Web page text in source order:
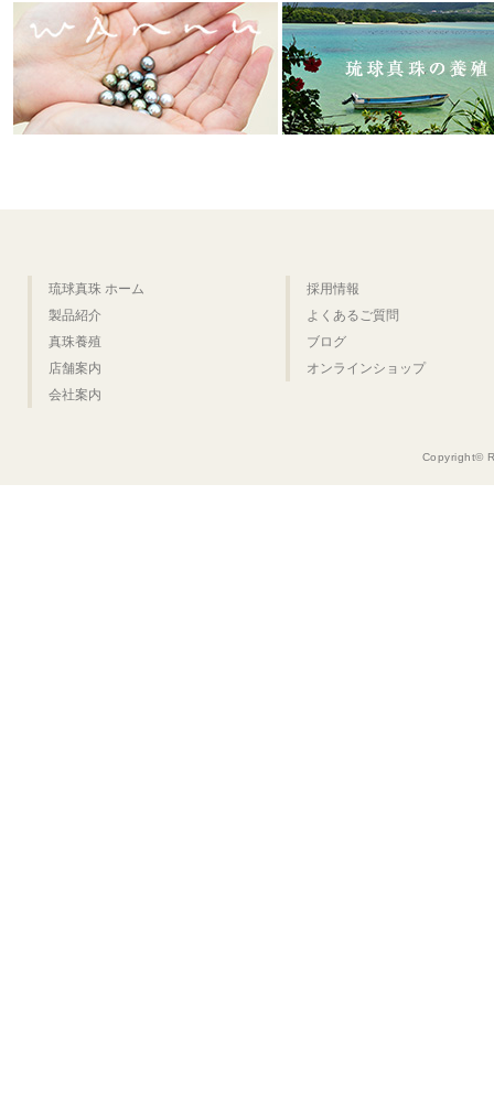
琉球真珠 ホーム
製品紹介
真珠養殖
店舗案内
会社案内
採用情報
よくあるご質問
ブログ
オンラインショップ
Copyright©